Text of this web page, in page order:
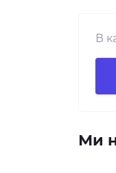
В
Ми